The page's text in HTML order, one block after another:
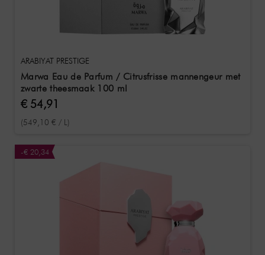
ARABIYAT PRESTIGE
Marwa Eau de Parfum / Citrusfrisse mannengeur met
zwarte theesmaak 100 ml
€ 54,91
(549,10 € / L)
-€ 20,34